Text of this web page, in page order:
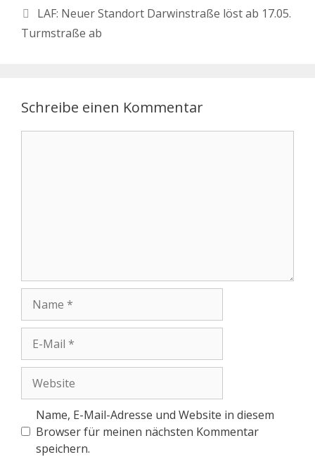
LAF: Neuer Standort Darwinstraße löst ab 17.05.
Turmstraße ab
Schreibe einen Kommentar
Name, E-Mail-Adresse und Website in diesem
Browser für meinen nächsten Kommentar
speichern.